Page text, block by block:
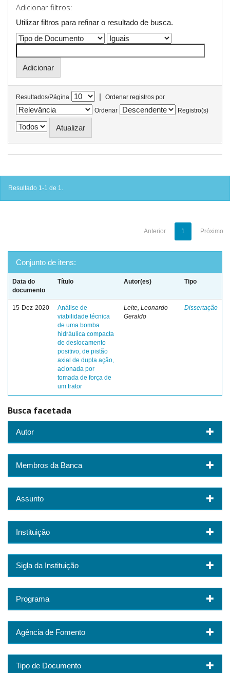
Adicionar filtros:
Utilizar filtros para refinar o resultado de busca.
Resultados/Página |
Ordenar registros por
Ordenar
Registro(s)
Resultado 1-1 de 1.
Anterior 1 Próximo
Conjunto de itens:
Data do
documento
Título Autor(es) Tipo
15-Dez-2020
Análise de
viabilidade técnica
de uma bomba
hidráulica compacta
de deslocamento
positivo, de pistão
axial de dupla ação,
acionada por
tomada de força de
um trator
Leite, Leonardo
Geraldo
Dissertação
Busca facetada
Autor
Membros da Banca
Assunto
Instituição
Sigla da Instituição
Programa
Agência de Fomento
Tipo de Documento